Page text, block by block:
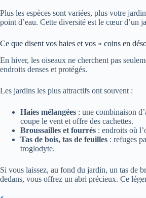
Plus les espèces sont variées, plus votre
point d’eau. Cette diversité est le cœur d’un
Ce que disent vos haies et vos « coins en
En hiver, les oiseaux ne cherchent pas
endroits denses et protégés.
Les jardins les plus attractifs ont souvent :
Haies mélangées : une combinaison
coupe le vent et offre des cachettes.
Broussailles et fourrés : endroits où
Tas de bois, tas de feuilles : refuges
troglodyte.
Si vous laissez, au fond du jardin, un tas de
dedans, vous offrez un abri précieux. Ce